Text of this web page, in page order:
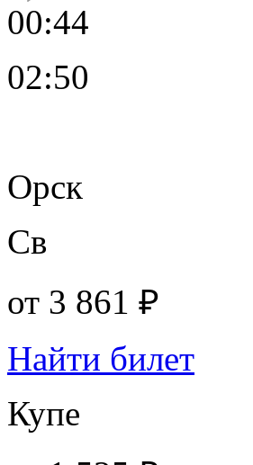
00:44
02:50
Орск
Св
от 3 861 ₽
Найти билет
Купе